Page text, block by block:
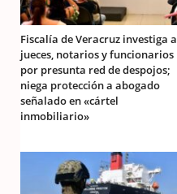
Fiscalía de Veracruz investiga a
jueces, notarios y funcionarios
por presunta red de despojos;
niega protección a abogado
señalado en «cártel
inmobiliario»